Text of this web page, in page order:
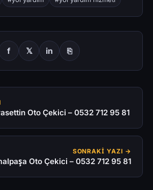
f 𝕏 in ⎘
Oto Çekici – 0532 712 95 81
SONRAKI YAZI →
Oto Çekici – 0532 712 95 81